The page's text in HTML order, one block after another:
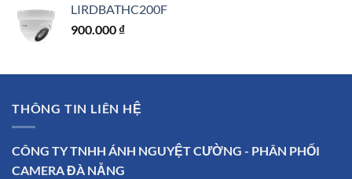
LIRDBATHC200F
900.000 ₫
THÔNG TIN LIÊN HỆ
CÔNG TY TNHH ÁNH NGUYỆT CƯỜNG - PHÂN PHỐI
CAMERA ĐÀ NẴNG